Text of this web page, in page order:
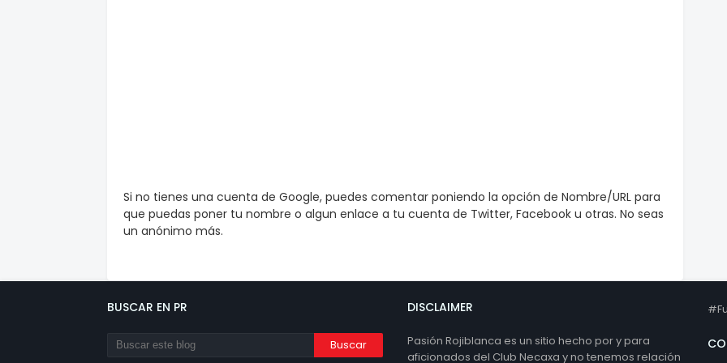
Si no tienes una cuenta de Google, puedes comentar poniendo la opción de Nombre/URL para
que puedas poner tu nombre o algun enlace a tu cuenta de Twitter, Facebook u otras. No seas
un anónimo más.
BUSCAR EN PR DISCLAIMER
Pasión Rojiblanca es un sitio hecho por y para
aficionados del Club Necaxa y no tenemos relación